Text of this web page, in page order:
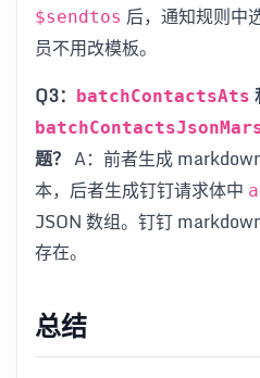
$sendtos 后，通知规则中
员不用改模板。
Q3： batchContactsAts
题？ A：前者生成
本，后者生成钉钉请求体中
JSON 数组。钉钉
存在。
总结